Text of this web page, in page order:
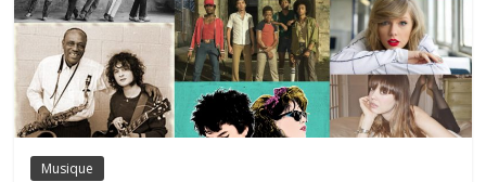
Musique